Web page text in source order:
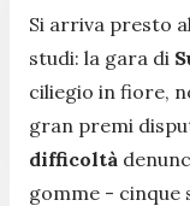
Si arriva presto
studi: la gara di
ciliegio in fiore,
gran premi
difficoltà
gomme - cinque